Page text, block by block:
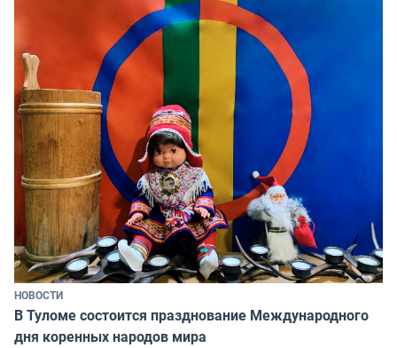
НОВОСТИ
В Туломе состоится празднование Международного
дня коренных народов мира